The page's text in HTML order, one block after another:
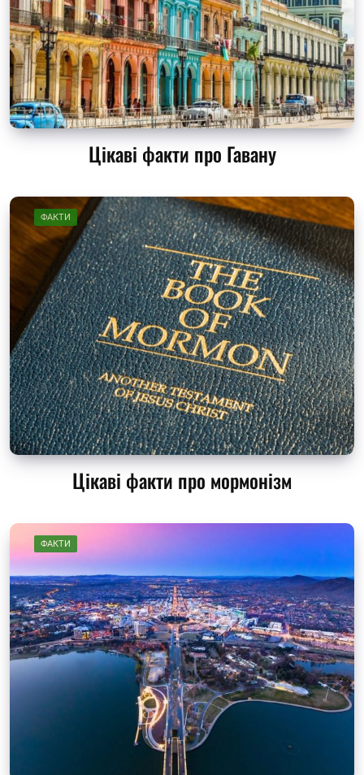
Цікаві факти про Гавану
ФАКТИ
Цікаві факти про мормонізм
ФАКТИ